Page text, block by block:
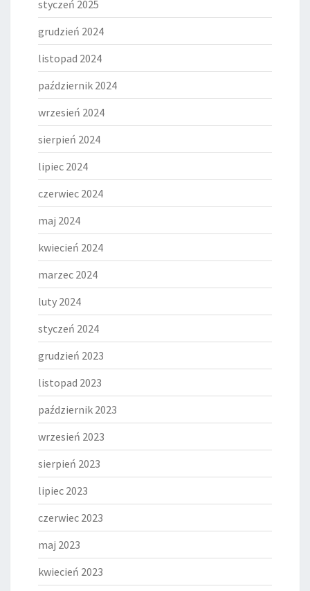
styczeń 2025
grudzień 2024
listopad 2024
październik 2024
wrzesień 2024
sierpień 2024
lipiec 2024
czerwiec 2024
maj 2024
kwiecień 2024
marzec 2024
luty 2024
styczeń 2024
grudzień 2023
listopad 2023
październik 2023
wrzesień 2023
sierpień 2023
lipiec 2023
czerwiec 2023
maj 2023
kwiecień 2023